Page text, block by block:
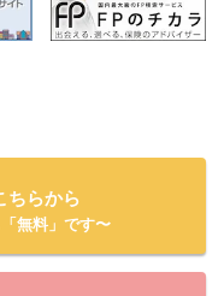
ちらから
無料」です〜